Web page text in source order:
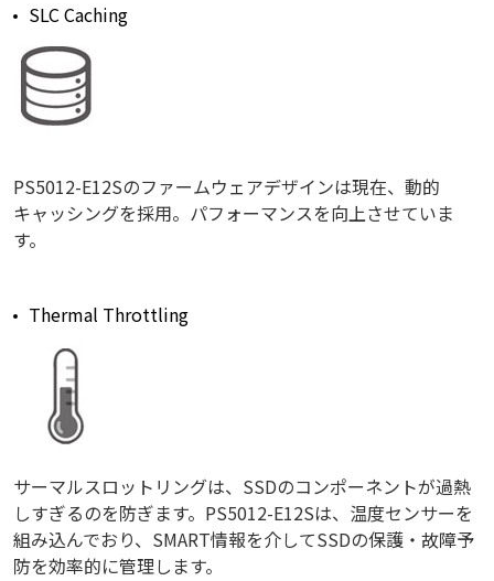
SLC Caching
PS5012-E12Sのファームウェアデザインは現在、動的
キャッシングを採用。パフォーマンスを向上させていま
す。
Thermal Throttling
サーマルスロットリングは、SSDのコンポーネントが過熱
しすぎるのを防ぎます。PS5012-E12Sは、温度センサーを
組み込んでおり、SMART情報を介してSSDの保護・故障予
防を効率的に管理します。